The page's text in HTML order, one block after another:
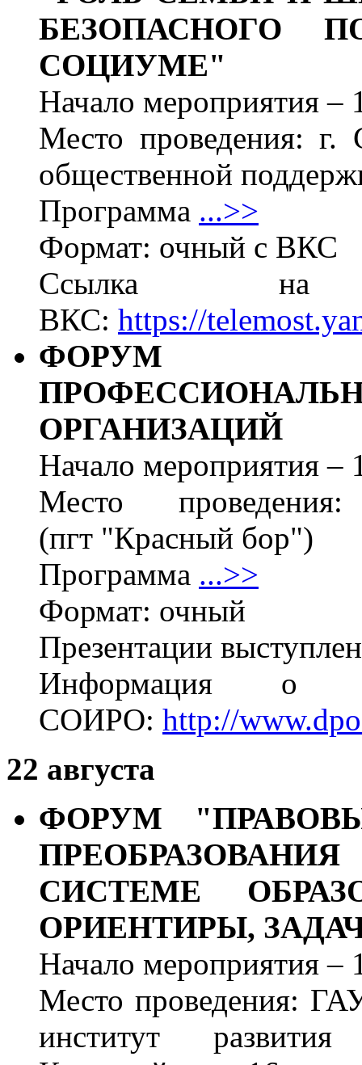
БЕЗОПАСНОГО
СОЦИУМЕ"
Начало мероприятия –
Место проведения:
общественной
Программа ...>>
Формат: очный с ВКС
Ссылка на
ВКС: https://
ФОРУМ
ОРГАНИЗАЦИЙ
Начало мероприятия –
Место
(пгт "Красный бор")
Программа ...>>
Формат: очный
Презентации
Информация о
СОИРО: http://
22 августа
ФОРУМ
СИСТЕМЕ
ОРИЕНТИРЫ,
Начало мероприятия –
Место проведения:
институт